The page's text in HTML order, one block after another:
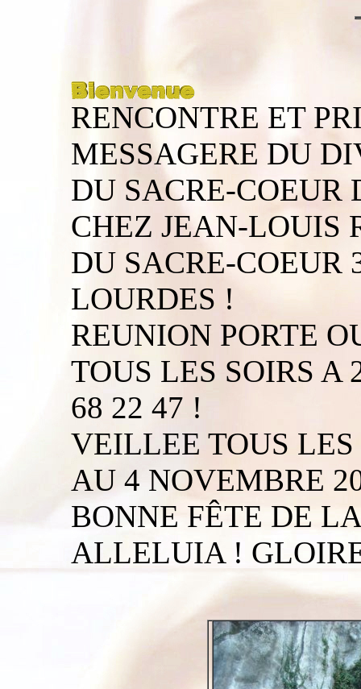
RENCONTRE ET
MESSAGERE DU
DU SACRE-COEUR
CHEZ JEAN-LOUIS
DU SACRE-COEUR
LOURDES !
REUNION PORTE
TOUS LES SOIRS A
68 22 47 !
VEILLEE TOUS
AU 4 NOVEMBRE
BONNE FÊTE DE
ALLELUIA !